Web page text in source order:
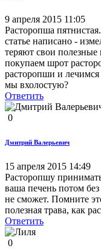
9 апреля 2015 11:05
Расторопша
статье написано -
теряют свои полезные
покупаем шрот
расторопши и лечимся
мы вхолостую?
Ответить
0
Дмитрий Валерьевич
15 апреля 2015 14:49
Расторопшу
ваша печень потом без
не сможет. Помните
полезная трава, как
Ответить
0